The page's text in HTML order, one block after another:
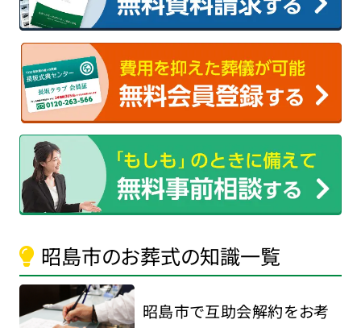
昭島市のお葬式の知識一覧
昭島市で互助会解約をお考